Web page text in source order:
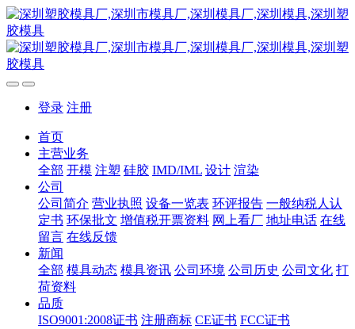
登录 注册
首页
主营业务
全部 开模 注塑 硅胶 IMD/IML 设计 渲染
公司
公司简介 营业执照 设备一览表 环评报告 一般纳税人认
定书 环保批文 增值税开票资料 网上看厂 地址电话 在线
留言 在线反馈
新闻
全部 模具动态 模具资讯 公司环境 公司历史 公司文化 打
荷资料
品质
ISO9001:2008证书 注册商标 CE证书 FCC证书